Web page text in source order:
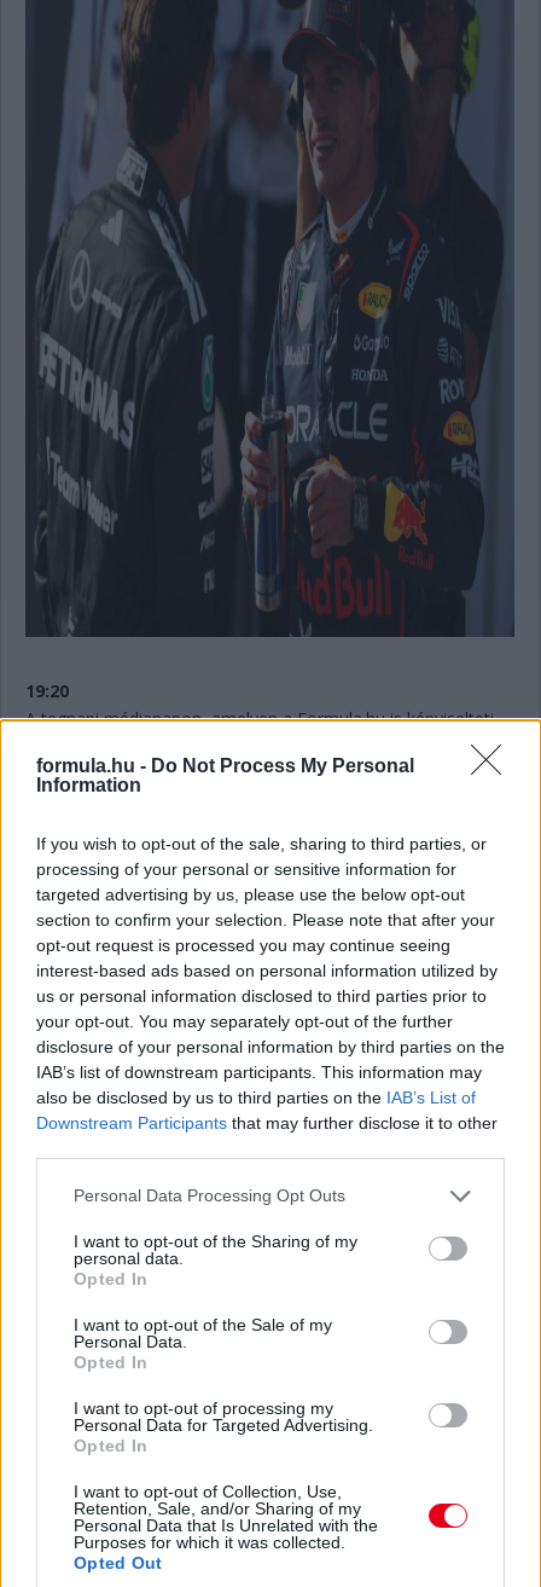
formula.hu - Do Not Process My Personal
Information
If you wish to opt-out of the sale, sharing to third parties, or
processing of your personal or sensitive information for
targeted advertising by us, please use the below opt-out
section to confirm your selection. Please note that after your
opt-out request is processed you may continue seeing
interest-based ads based on personal information utilized by
us or personal information disclosed to third parties prior to
your opt-out. You may separately opt-out of the further
disclosure of your personal information by third parties on the
IAB’s list of downstream participants. This information may
also be disclosed by us to third parties on the IAB’s List of
Downstream Participants that may further disclose it to other
Please note that this website/app uses one or more Google
not limited to your visit or usage behaviour. You may click to
grant or deny consent to Google and its third-party tags to
use your data for below specified purposes in below Google
consent section.
Personal Data Processing Opt Outs
I want to opt-out of the Sharing of my
personal data.
Opted In
I want to opt-out of the Sale of my
Personal Data.
Opted In
I want to opt-out of processing my
Personal Data for Targeted Advertising.
Opted In
I want to opt-out of Collection, Use,
Retention, Sale, and/or Sharing of my
Personal Data that Is Unrelated with the
Purposes for which it was collected.
Opted Out
19:20
A tegnapi médianapon, amelyen a Formula.hu is képviselteti
magát a helyszínen, több érdekes témáról is szó esett. Lando
Norris például arról beszélt, hogy felkészült rá, hogy valamikor
ütközésig fog fajulni egy párharcuk
írja még lea világbajnoki címért folytatott küzdelemben.